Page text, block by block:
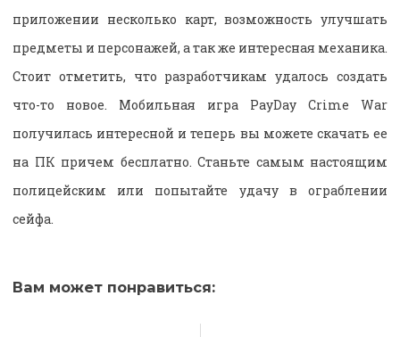
приложении несколько карт, возможность улучшать
предметы и персонажей, а так же интересная механика.
Стоит отметить, что разработчикам удалось создать
что-то новое. Мобильная игра PayDay Crime War
получилась интересной и теперь вы можете скачать ее
на ПК причем бесплатно. Станьте самым настоящим
полицейским или попытайте удачу в ограблении
сейфа.
Вам может понравиться: